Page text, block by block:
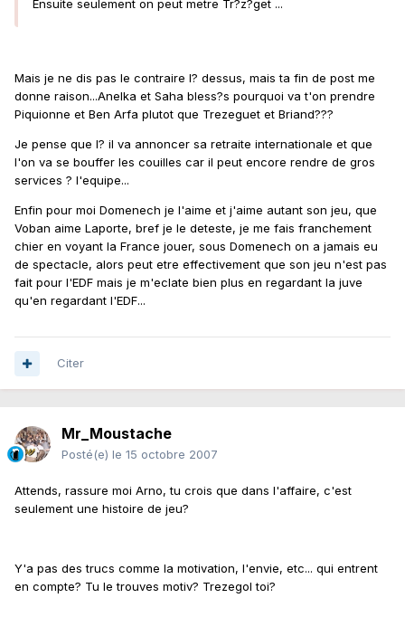
Ensuite seulement on peut metre Tr?z?get ...
Mais je ne dis pas le contraire l? dessus, mais ta fin de post me
donne raison...Anelka et Saha bless?s pourquoi va t'on prendre
Piquionne et Ben Arfa plutot que Trezeguet et Briand???
Je pense que l? il va annoncer sa retraite internationale et que
l'on va se bouffer les couilles car il peut encore rendre de gros
services ? l'equipe...
Enfin pour moi Domenech je l'aime et j'aime autant son jeu, que
Voban aime Laporte, bref je le deteste, je me fais franchement
chier en voyant la France jouer, sous Domenech on a jamais eu
de spectacle, alors peut etre effectivement que son jeu n'est pas
fait pour l'EDF mais je m'eclate bien plus en regardant la juve
qu'en regardant l'EDF...
Citer
Mr_Moustache
Posté(e) le 15 octobre 2007
Attends, rassure moi Arno, tu crois que dans l'affaire, c'est
seulement une histoire de jeu?
Y'a pas des trucs comme la motivation, l'envie, etc... qui entrent
en compte? Tu le trouves motiv? Trezegol toi?